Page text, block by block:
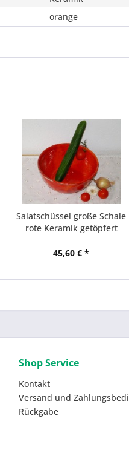
orange
Salatschüssel große Schale
rote Keramik getöpfert
45,60 € *
Shop Service
Kontakt
Versand und
Rückgabe